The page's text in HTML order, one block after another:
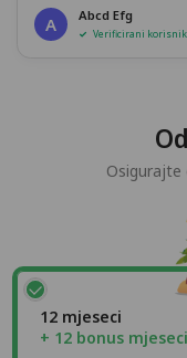
A Abcd Efg
Verificirani korisnik
Osigurajte
12 mjeseci
+ 12 bonus mjeseci